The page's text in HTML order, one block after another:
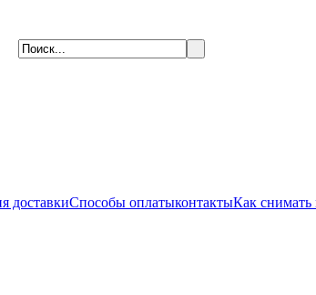
доставкиСпособы оплатыконтактыКак снимать